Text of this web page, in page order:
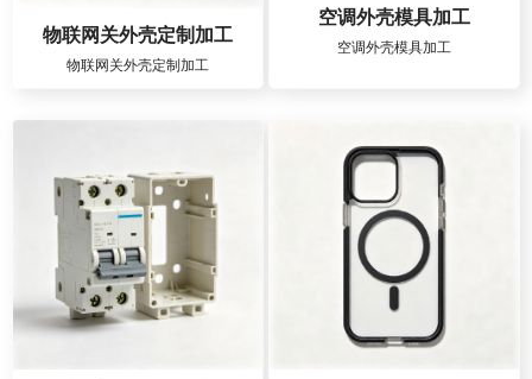
物联网关外壳定制加工
物联网关外壳定制加工
空调外壳模具加工
空调外壳模具加工